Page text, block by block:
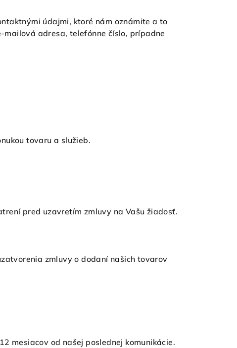
údajmi, ktoré nám oznámite a to
mailová adresa, telefónne číslo, prípadne
tovaru a služieb.
pred uzavretím zmluvy na Vašu žiadosť.
zmluvy o dodaní našich tovarov
mesiacov od našej poslednej komunikácie.